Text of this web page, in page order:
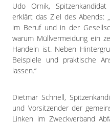
Udo Ornik,
erklärt das Ziel des Abends:
im Beruf und in der
warum Müllvermeidung ein
Handeln ist. Neben
Beispiele und praktische
lassen.“
Dietmar Schnell,
und Vorsitzender der
Linken im Zweckverband